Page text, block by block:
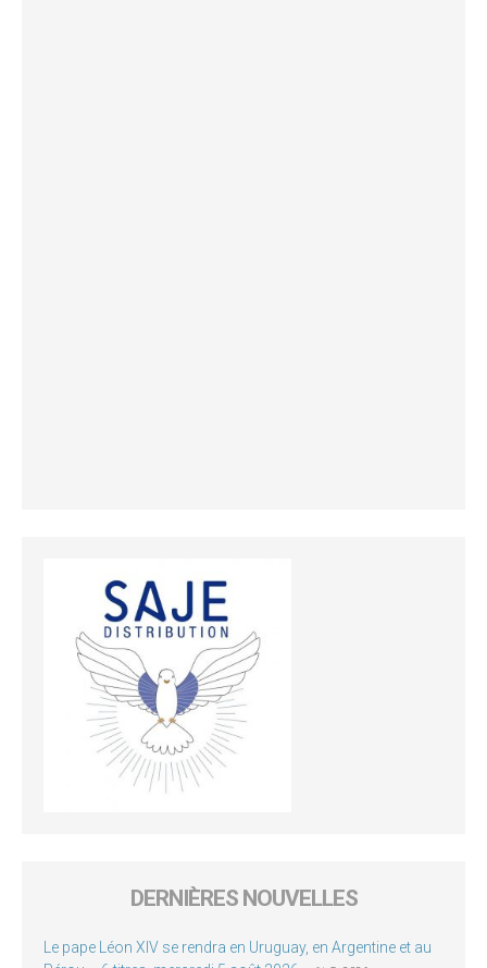
DERNIÈRES NOUVELLES
Le pape Léon XIV se rendra en Uruguay, en Argentine et au